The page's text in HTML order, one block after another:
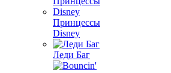
Принцессы
Disney
Леди Баг